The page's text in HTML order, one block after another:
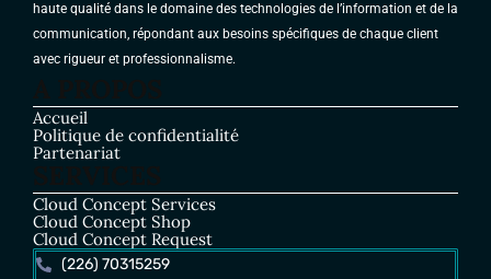
haute qualité dans le domaine des technologies de l’information et de la
communication, répondant aux besoins spécifiques de chaque client
avec rigueur et professionnalisme.
Accueil
Politique de confidentialité
Partenariat
Cloud Concept Services
Cloud Concept Shop
Cloud Concept Request
(226) 70315259